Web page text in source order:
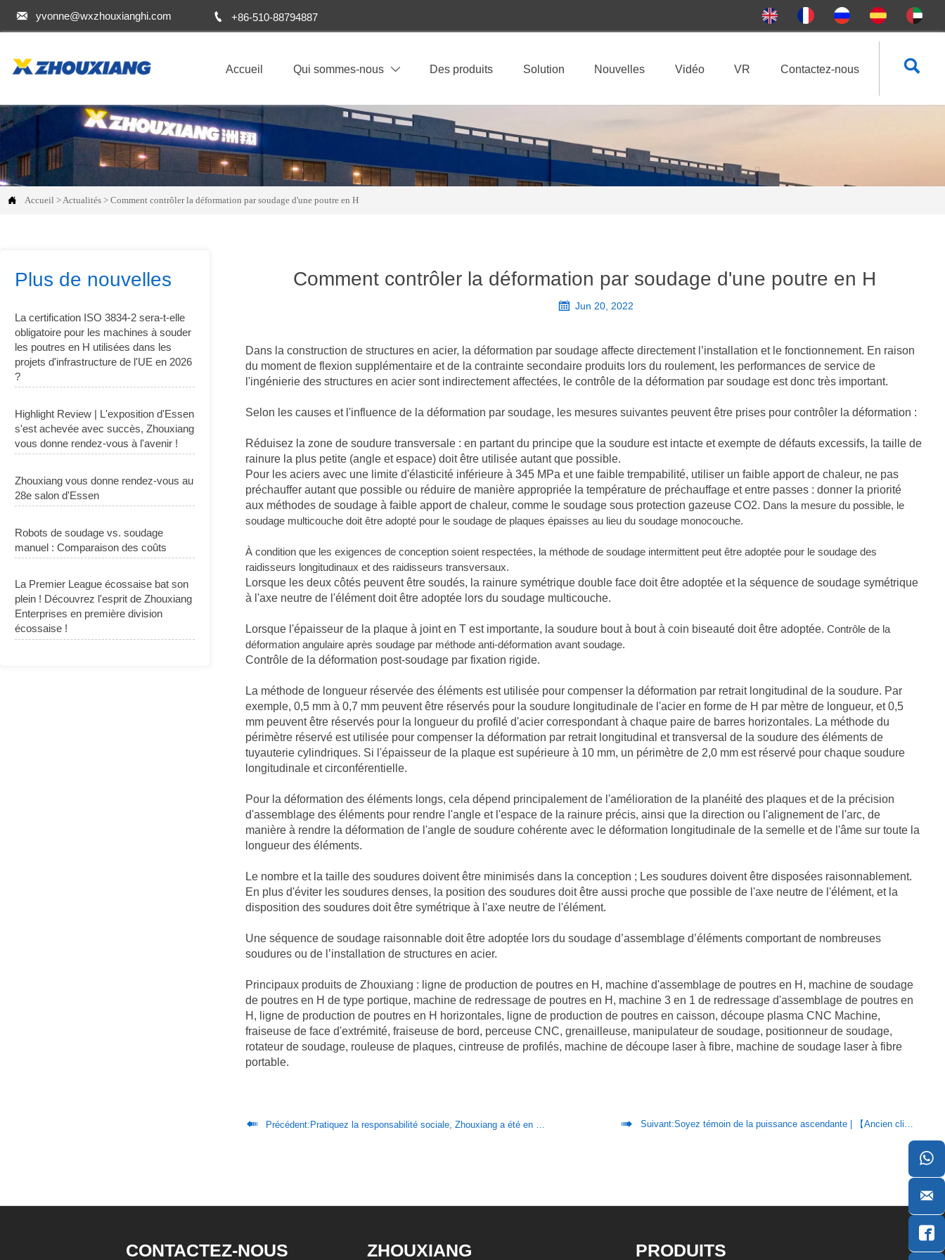
 yvonne@wxzhouxianghi.com  +86-510-88794887
Accueil Qui sommes-nous  Des produits Solution Nouvelles Vidéo VR Contactez-nous 
 Accueil > Actualités > Comment contrôler la déformation par soudage d'une poutre en H
Plus de nouvelles
La certification ISO 3834-2 sera-t-elle
obligatoire pour les machines à souder
les poutres en H utilisées dans les
projets d'infrastructure de l'UE en 2026
?
Highlight Review | L'exposition d'Essen
s'est achevée avec succès, Zhouxiang
vous donne rendez-vous à l'avenir !
Zhouxiang vous donne rendez-vous au
28e salon d'Essen
Robots de soudage vs. soudage
manuel : Comparaison des coûts
La Premier League écossaise bat son
plein ! Découvrez l'esprit de Zhouxiang
Enterprises en première division
écossaise !
Comment contrôler la déformation par soudage d'une poutre en H
 Jun 20, 2022
Dans la construction de structures en acier, la déformation par soudage affecte directement l’installation et le fonctionnement. En raison
du moment de flexion supplémentaire et de la contrainte secondaire produits lors du roulement, les performances de service de
l'ingénierie des structures en acier sont indirectement affectées, le contrôle de la déformation par soudage est donc très important.
Selon les causes et l'influence de la déformation par soudage, les mesures suivantes peuvent être prises pour contrôler la déformation :
Réduisez la zone de soudure transversale : en partant du principe que la soudure est intacte et exempte de défauts excessifs, la taille de
rainure la plus petite (angle et espace) doit être utilisée autant que possible.
Pour les aciers avec une limite d'élasticité inférieure à 345 MPa et une faible trempabilité, utiliser un faible apport de chaleur, ne pas
préchauffer autant que possible ou réduire de manière appropriée la température de préchauffage et entre passes : donner la priorité
aux méthodes de soudage à faible apport de chaleur, comme le soudage sous protection gazeuse CO2. Dans la mesure du possible, le
soudage multicouche doit être adopté pour le soudage de plaques épaisses au lieu du soudage monocouche.
À condition que les exigences de conception soient respectées, la méthode de soudage intermittent peut être adoptée pour le soudage des
raidisseurs longitudinaux et des raidisseurs transversaux.
Lorsque les deux côtés peuvent être soudés, la rainure symétrique double face doit être adoptée et la séquence de soudage symétrique
à l'axe neutre de l'élément doit être adoptée lors du soudage multicouche.
Lorsque l'épaisseur de la plaque à joint en T est importante, la soudure bout à bout à coin biseauté doit être adoptée. Contrôle de la
déformation angulaire après soudage par méthode anti-déformation avant soudage.
Contrôle de la déformation post-soudage par fixation rigide.
La méthode de longueur réservée des éléments est utilisée pour compenser la déformation par retrait longitudinal de la soudure. Par
exemple, 0,5 mm à 0,7 mm peuvent être réservés pour la soudure longitudinale de l'acier en forme de H par mètre de longueur, et 0,5
mm peuvent être réservés pour la longueur du profilé d'acier correspondant à chaque paire de barres horizontales. La méthode du
périmètre réservé est utilisée pour compenser la déformation par retrait longitudinal et transversal de la soudure des éléments de
tuyauterie cylindriques. Si l'épaisseur de la plaque est supérieure à 10 mm, un périmètre de 2,0 mm est réservé pour chaque soudure
longitudinale et circonférentielle.
Pour la déformation des éléments longs, cela dépend principalement de l'amélioration de la planéité des plaques et de la précision
d'assemblage des éléments pour rendre l'angle et l'espace de la rainure précis, ainsi que la direction ou l'alignement de l'arc, de
manière à rendre la déformation de l'angle de soudure cohérente avec le déformation longitudinale de la semelle et de l'âme sur toute la
longueur des éléments.
Le nombre et la taille des soudures doivent être minimisés dans la conception ; Les soudures doivent être disposées raisonnablement.
En plus d'éviter les soudures denses, la position des soudures doit être aussi proche que possible de l'axe neutre de l'élément, et la
disposition des soudures doit être symétrique à l'axe neutre de l'élément.
Une séquence de soudage raisonnable doit être adoptée lors du soudage d’assemblage d’éléments comportant de nombreuses
soudures ou de l’installation de structures en acier.
Principaux produits de Zhouxiang : ligne de production de poutres en H, machine d'assemblage de poutres en H, machine de soudage
de poutres en H de type portique, machine de redressage de poutres en H, machine 3 en 1 de redressage d'assemblage de poutres en
H, ligne de production de poutres en H horizontales, ligne de production de poutres en caisson, découpe plasma CNC Machine,
fraiseuse de face d'extrémité, fraiseuse de bord, perceuse CNC, grenailleuse, manipulateur de soudage, positionneur de soudage,
rotateur de soudage, rouleuse de plaques, cintreuse de profilés, machine de découpe laser à fibre, machine de soudage laser à fibre
portable.
 Précédent:Pratiquez la responsabilité sociale, Zhouxiang a été en action  Suivant:Soyez témoin de la puissance ascendante | 【Ancien client】 Structure en acier de Xinjiang Zhongchang
CONTACTEZ-NOUS ZHOUXIANG PRODUITS


